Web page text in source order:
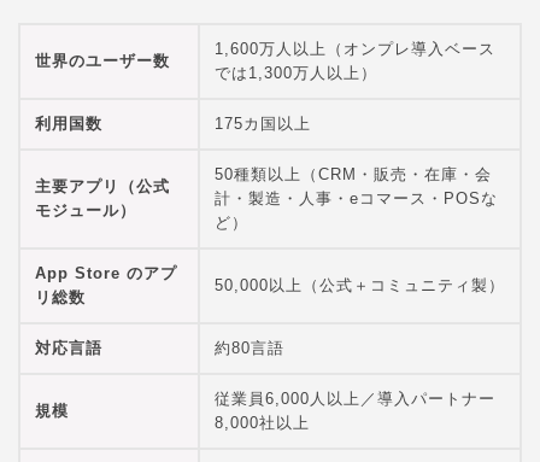
世界のユーザー数
1,600万人以上（オンプレ導入ベース
では1,300万人以上）
利用国数 175カ国以上
主要アプリ（公式
モジュール）
50種類以上（CRM・販売・在庫・会
計・製造・人事・eコマース・POSな
ど）
App Store のアプ
リ総数
50,000以上（公式＋コミュニティ製）
対応言語 約80言語
規模
従業員6,000人以上／導入パートナー
8,000社以上